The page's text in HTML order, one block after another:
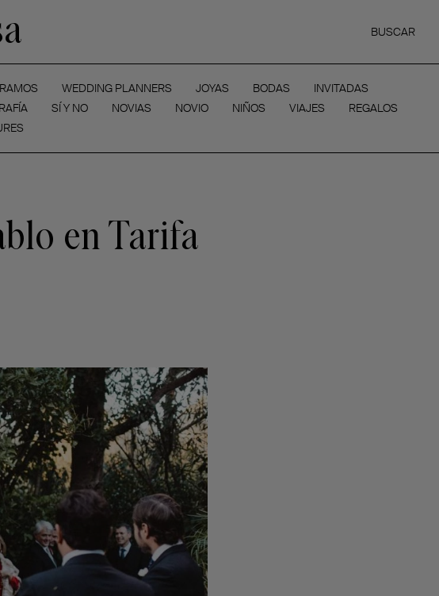
BUSCAR
RAMOS WEDDING PLANNERS JOYAS BODAS
INVITADAS
SÍ Y NO NOVIAS NOVIO NIÑOS VIAJES
REGALOS
en Tarifa